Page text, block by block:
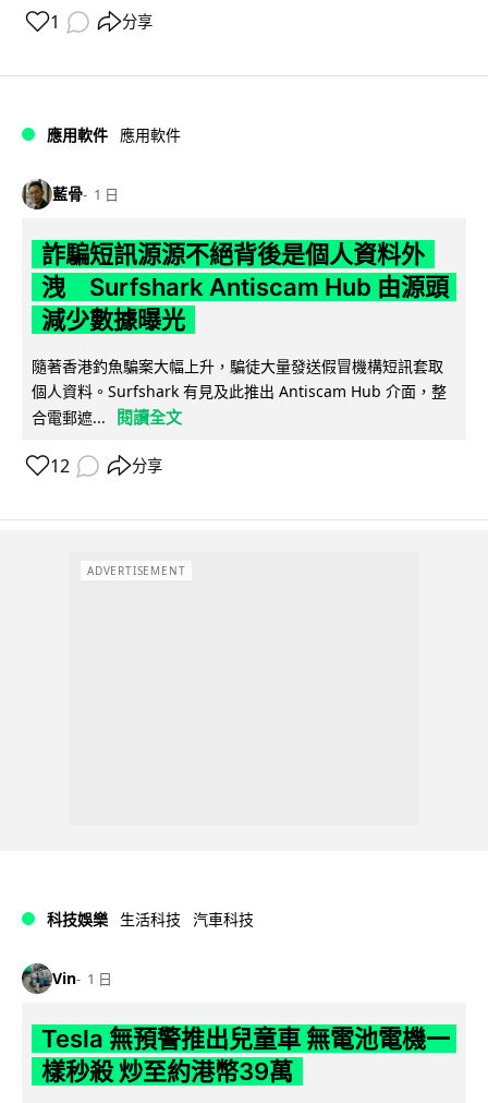
1 分享
應用軟件 應用軟件
藍骨 1 日
詐騙短訊源源不絕背後是個人資料外
洩 Surfshark Antiscam Hub 由源頭
減少數據曝光
隨著香港釣魚騙案大幅上升，騙徒大量發送假冒機構短訊套取
個人資料。Surfshark 有見及此推出 Antiscam Hub 介面，整
合電郵遮...
閱讀全文
12 分享
ADVERTISEMENT
科技娛樂 生活科技 汽車科技
Vin 1 日
Tesla 無預警推出兒童車 無電池電機一
樣秒殺 炒至約港幣39萬